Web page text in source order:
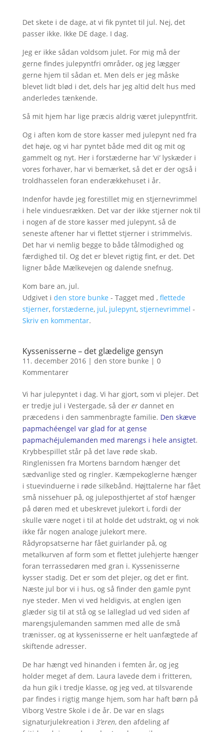
Det skete i de dage, at vi fik pyntet til jul. Nej, det
passer ikke. Ikke DE dage. I dag.
Jeg er ikke sådan voldsom julet. For mig må der
gerne findes julepyntfri områder, og jeg lægger
gerne hjem til sådan et. Men dels er jeg måske
blevet lidt blød i det, dels har jeg altid delt hus med
anderledes tænkende.
Så mit hjem har lige præcis aldrig været julepyntfrit.
Og i aften kom de store kasser med julepynt ned fra
det høje, og vi har pyntet både med dit og mit og
gammelt og nyt. Her i forstæderne har ’vi’ lyskæder i
vores forhaver, har vi bemærket, så det er der også i
troldhasselen foran enderækkehuset i år.
Indenfor havde jeg forestillet mig en stjernevrimmel
i hele vinduesrækken. Det var der ikke stjerner nok til
i nogen af de store kasser med julepynt, så de
seneste aftener har vi flettet stjerner i strimmelvis.
Det har vi nemlig begge to både tålmodighed og
færdighed til. Og det er blevet rigtig fint, er det. Det
ligner både Mælkevejen og dalende snefnug.
Kom bare an, jul.
Udgivet i den store bunke - Tagget med , flettede
stjerner, forstæderne, jul, julepynt, stjernevrimmel -
Skriv en kommentar.
Kyssenisserne – det glædelige gensyn
11. december 2016| den store bunke | 0
Kommentarer
Vi har julepyntet i dag. Vi har gjort, som vi plejer. Det
er tredje jul i Vestergade, så der erdannet en
præcedens i den sammenbragte familie. Den skæve
papmachéengel var glad for at gense
papmachéjulemanden med marengs i hele ansigtet.
Krybbespillet står på det lave røde skab.
Ringlenissen fra Mortens barndom hænger det
sædvanlige sted og ringler. Kæmpekoglerne hænger
i stuevinduerne i røde silkebånd. Højttalerne har fået
små nissehuer på, og juleposthjertet af stof hænger
på døren med et ubeskrevet julekort i, fordi der
skulle være noget i til at holde det udstrakt, og vi nok
ikke får nogen analoge julekort mere.
Rådyropsatserne har fået guirlander på, og
metalkurven af form som et flettet julehjerte hænger
foran terrassedøren med gran i. Kyssenisserne
kysser stadig. Det er som det plejer, og det er fint.
Næste jul bor vi i hus, og så finder den gamle pynt
nye steder. Men vi ved heldigvis, at englen igen
glæder sig til at stå og se lalleglad ud ved siden af
marengsjulemanden sammen med alle de små
trænisser, og at kyssenisserne er helt uanfægtede af
skiftende adresser.
De har hængt ved hinanden i femten år, og jeg
holder meget af dem. Laura lavede dem i fritteren,
da hun gik i tredje klasse, og jeg ved, at tilsvarende
par findes i rigtig mange hjem, som har haft børn på
Viborg Vestre Skole i de år. De var en slags
signaturjulekreation i 3’eren, den afdeling af